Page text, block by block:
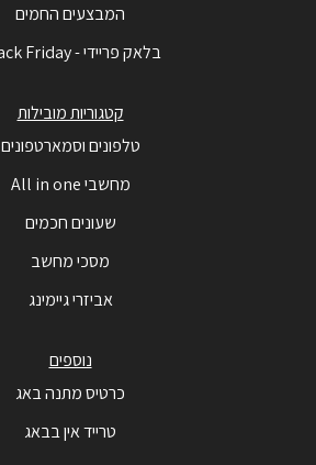
המבצעים החמים
בלאק פריידי - Black Friday
קטגוריות מובילות
טלפונים וסמארטפונים
מחשבי All in one
שעונים חכמים
מסכי מחשב
אביזרי גיימינג
נוספים
כרטיס מתנה באג
טרייד אין בבאג